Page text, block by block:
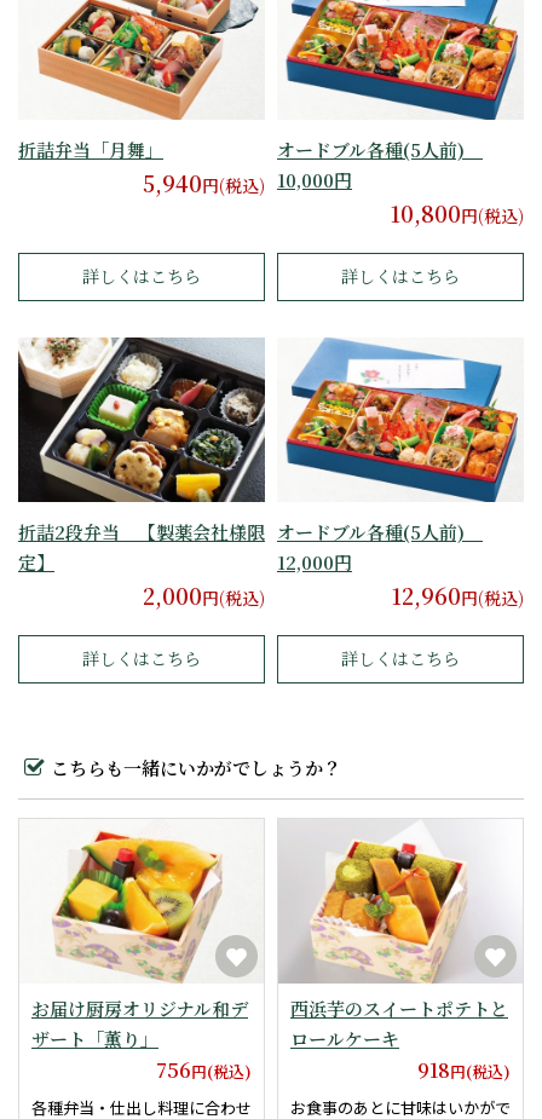
折詰弁当「月舞」
5,940円(税込)
詳しくはこちら
オードブル各種(5人前)
10,000円
10,800円(税込)
詳しくはこちら
折詰2段弁当 【製薬会社様限
定】
2,000円(税込)
詳しくはこちら
オードブル各種(5人前)
12,000円
12,960円(税込)
詳しくはこちら
こちらも一緒にいかがでしょうか？
お届け厨房オリジナル和デ
ザート「薫り」
756円(税込)
各種弁当・仕出し料理に合わせ
西浜芋のスイートポテトと
ロールケーキ
918円(税込)
お食事のあとに甘味はいかがで